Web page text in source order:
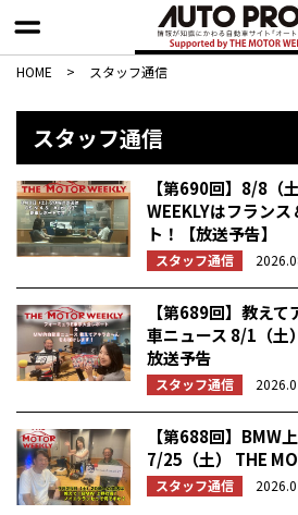
HOME > スタッフ通信
スタッフ通信
【第690回】8/8（
WEEKLYはフラン
ト！【放送予告】
スタッフ通信
【第689回】教え
車ニュース 8/1（土
放送予告
スタッフ通信
【第688回】BMW
7/25（土） THE
スタッフ通信